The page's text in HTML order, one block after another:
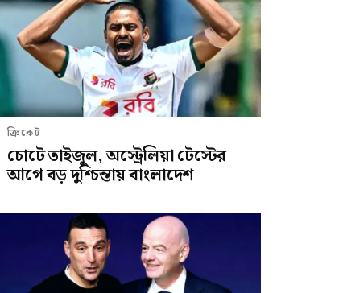
ক্রিকেট
চোটে তাইজুল, অস্ট্রেলিয়া টেস্টের
আগে বড় দুশ্চিন্তায় বাংলাদেশ